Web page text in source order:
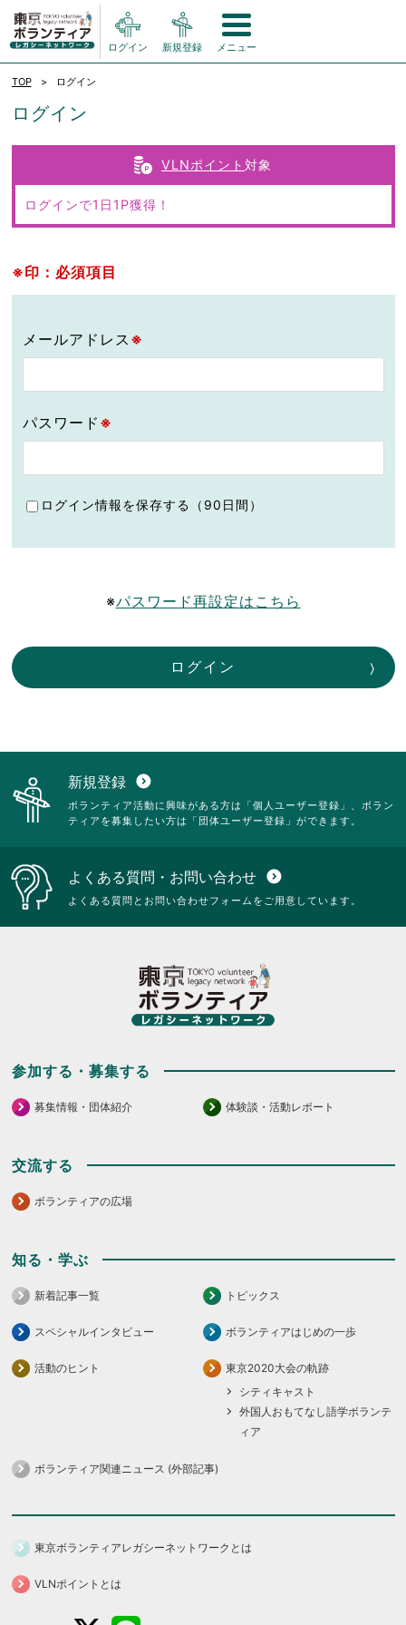
ログイン 新規登録 メニュー
TOP ログイン
ログイン
VLNポイント 対象
ログインで1日1P獲得！
※印：必須項目
メールアドレス ※
パスワード ※
ログイン情報を保存する（90日間）
※パスワード再設定はこちら
ログイン
新規登録 expand_circle_down
ボランティア活動に興味がある方は「個人ユーザー登録」、ボラン
ティアを募集したい方は「団体ユーザー登録」ができます。
よくある質問・お問い合わせ expand_circle_down
よくある質問とお問い合わせフォームをご用意しています。
参加する・募集する
募集情報・団体紹介 体験談・活動レポート
交流する
ボランティアの広場
知る・学ぶ
新着記事一覧 トピックス
スペシャルインタビュー ボランティアはじめの一歩
活動のヒント
東京2020大会の軌跡
シティキャスト
外国人おもてなし語学ボランテ
ィア
ボランティア関連ニュース (外部記事)
東京ボランティアレガシーネットワークとは
VLNポイントとは